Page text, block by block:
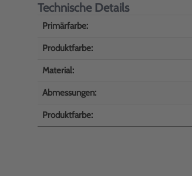
Technische Details
Primärfarbe:
Produktfarbe:
Material:
Abmessungen:
Produktfarbe: